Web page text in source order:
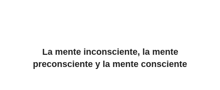
La mente inconsciente, la mente
preconsciente y la mente consciente